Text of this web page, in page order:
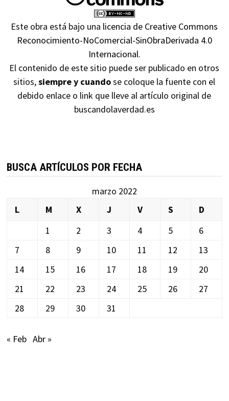
Este obra está bajo una licencia de Creative Commons
Reconocimiento-NoComercial-SinObraDerivada 4.0
Internacional.
El contenido de este sitio puede ser publicado en otros
sitios,siempre y cuandose coloque la fuente con el
debido enlace o link que lleve al artículo original de
buscandolaverdad.es
BUSCA ARTÍCULOS POR FECHA
marzo 2022
L
M X J V S
D
1
2 3 4 5
6
7
8 9 10 11 12
13
14
15 16 17 18 19
20
21
22 23 24 25 26
27
28
29 30 31
« Feb Abr »